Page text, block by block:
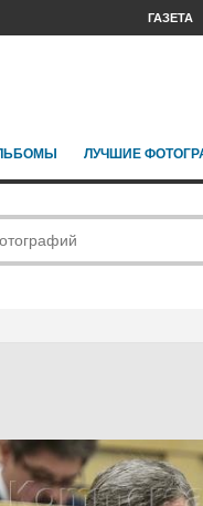
ГАЗЕТА
ЛУЧШИЕ